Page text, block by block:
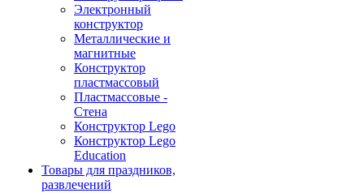
Электронный
конструктор
Металлические и
магнитные
Конструктор
пластмассовый
Пластмассовые -
Стена
Конструктор Lego
Конструктор Lego
Education
Товары для праздников,
развлечений